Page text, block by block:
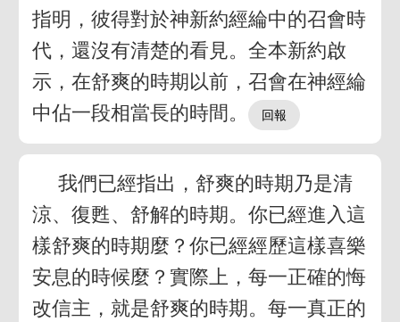
指明，彼得對於神新約經綸中的召會時
代，還沒有清楚的看見。全本新約啟
示，在舒爽的時期以前，召會在神經綸
中佔一段相當長的時間。
我們已經指出，舒爽的時期乃是清
涼、復甦、舒解的時期。你已經進入這
樣舒爽的時期麼？你已經經歷這樣喜樂
安息的時候麼？實際上，每一正確的悔
改信主，就是舒爽的時期。每一真正的